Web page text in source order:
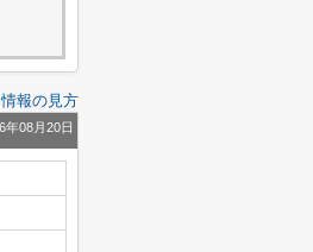
情報の見方
年08月20日